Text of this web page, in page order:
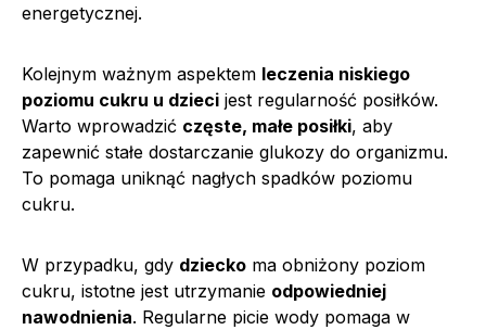
energetycznej.
Kolejnym ważnym aspektem leczenia niskiego
poziomu cukru u dzieci jest regularność posiłków.
Warto wprowadzić częste, małe posiłki, aby
zapewnić stałe dostarczanie glukozy do organizmu.
To pomaga uniknąć nagłych spadków poziomu
cukru.
W przypadku, gdy dziecko ma obniżony poziom
cukru, istotne jest utrzymanie odpowiedniej
nawodnienia. Regularne picie wody pomaga w